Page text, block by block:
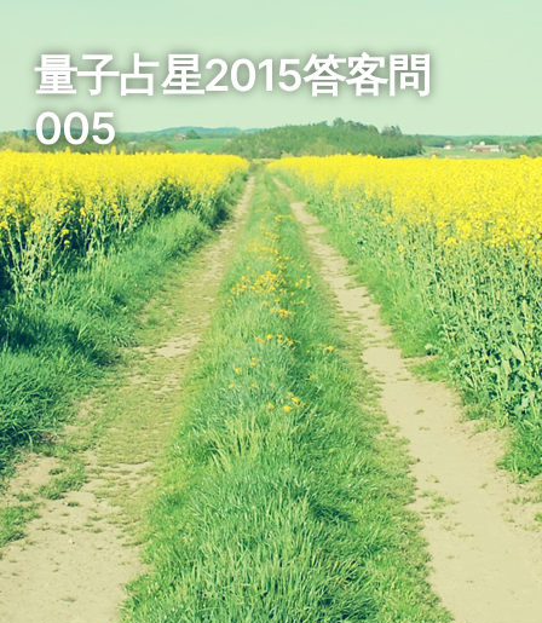
量子占星2015答客問
005